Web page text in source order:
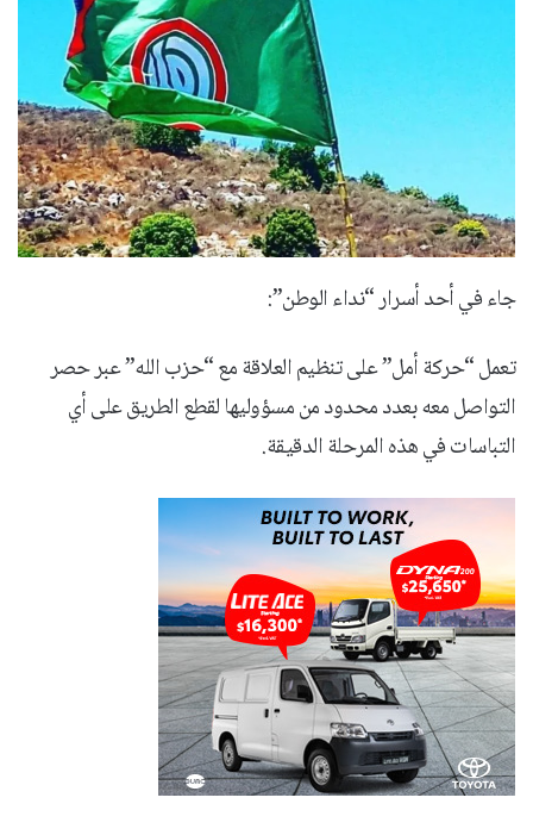
جاء في أحد أسرار “نداء الوطن”:
تعمل “حركة أمل” على تنظيم العلاقة مع “حزب الله” عبر حصر
التواصل معه بعدد محدود من مسؤوليها لقطع الطريق على أي
التباسات في هذه المرحلة الدقيقة.